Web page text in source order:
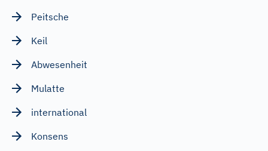
Peitsche
Keil
Abwesenheit
Mulatte
international
Konsens